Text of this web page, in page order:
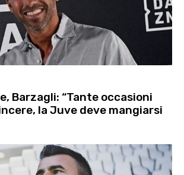
Barzagli: “Tante occasioni
la Juve deve mangiarsi